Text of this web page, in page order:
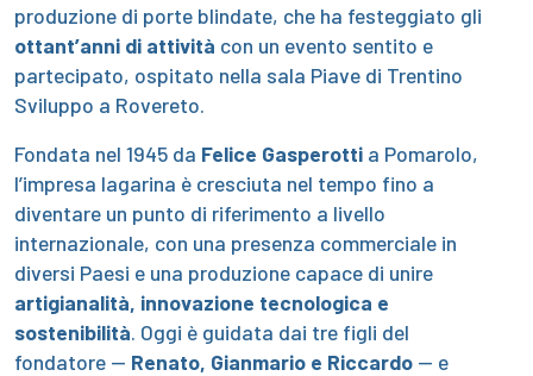
produzione di porte blindate, che ha festeggiato gli
ottant’anni di attività con un evento sentito e
partecipato, ospitato nella sala Piave di Trentino
Sviluppo a Rovereto.
Fondata nel 1945 da Felice Gasperotti a Pomarolo,
l’impresa lagarina è cresciuta nel tempo fino a
diventare un punto di riferimento a livello
internazionale, con una presenza commerciale in
diversi Paesi e una produzione capace di unire
artigianalità, innovazione tecnologica e
sostenibilità. Oggi è guidata dai tre figli del
fondatore — Renato, Gianmario e Riccardo — e